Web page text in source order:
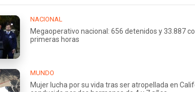
NACIONAL
Megaoperativo nacional: 656 detenidos y 33.887
primeras horas
MUNDO
Mujer lucha por su vida tras ser atropellada en